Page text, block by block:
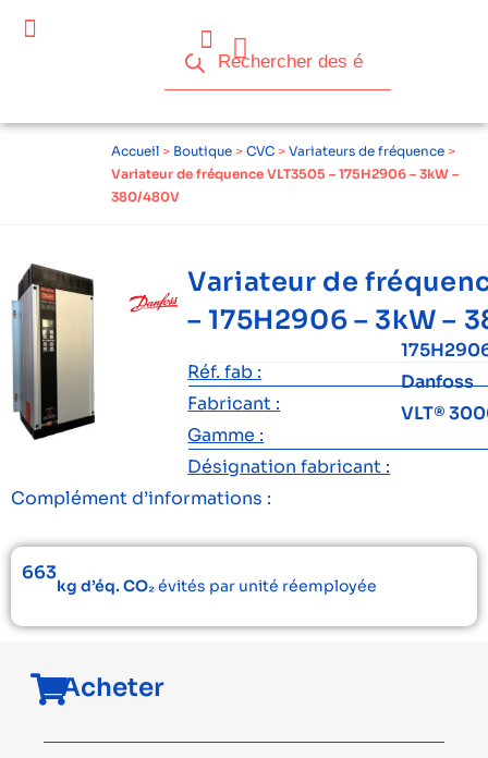
Accueil > Boutique > CVC > Variateurs de fréquence >
Variateur de fréquence VLT3505 – 175H2906 – 3kW –
380/480V
Variateur de
– 175H2906 – 3kW –
Réf. fab :
Fabricant :
Danfoss
Gamme :
VLT®
Désignation fabricant :
Complément d’informations :
663
kg d’éq. CO₂évités par unité réemployée
Acheter